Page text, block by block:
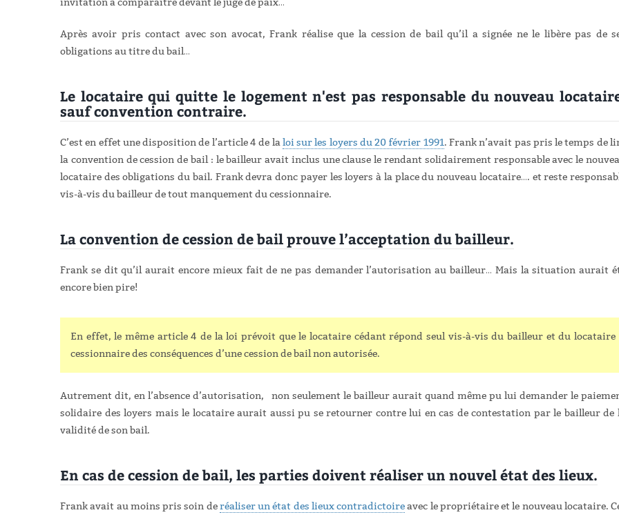
invitation à comparaître devant le juge de paix…
Après avoir pris contact avec son avocat, Frank réalise que la cession de bail qu’il a signée ne le libère pas de
obligations au titre du bail…
Le locataire qui quitte le logement n'est pas responsable du nouveau
sauf convention contraire.
C’est en effet une disposition de l’article 4 de laloi sur les loyers du 20 février 1991. Frank n’avait pas pris le temps de
la convention de cession de bail : le bailleur avait inclus une clause le rendant solidairement responsable avec le
locataire des obligations du bail. Frank devra donc payer les loyers à la place du nouveau locataire…. et reste
vis-à-vis du bailleur de tout manquement du cessionnaire.
La convention de cession de bail prouve l’acceptation du bailleur.
Frank se dit qu’il aurait encore mieux fait de ne pas demander l’autorisation au bailleur… Mais la situation aurait
encore bien pire!
En effet, le même article 4 de la loi prévoit que le locataire cédant répond seul vis-à-vis du bailleur et du locataire
cessionnaire des conséquences d’une cession de bail non autorisée.
Autrement dit, en l’absence d’autorisation, non seulement le bailleur aurait quand même pu lui demander le
solidaire des loyers mais le locataire aurait aussi pu se retourner contre lui en cas de contestation par le bailleur de
validité de son bail.
En cas de cession de bail, les parties doivent réaliser un nouvel état des lieux.
Frank avait au moins pris soin deréaliser un état des lieux contradictoireavec le propriétaire et le nouveau locataire.